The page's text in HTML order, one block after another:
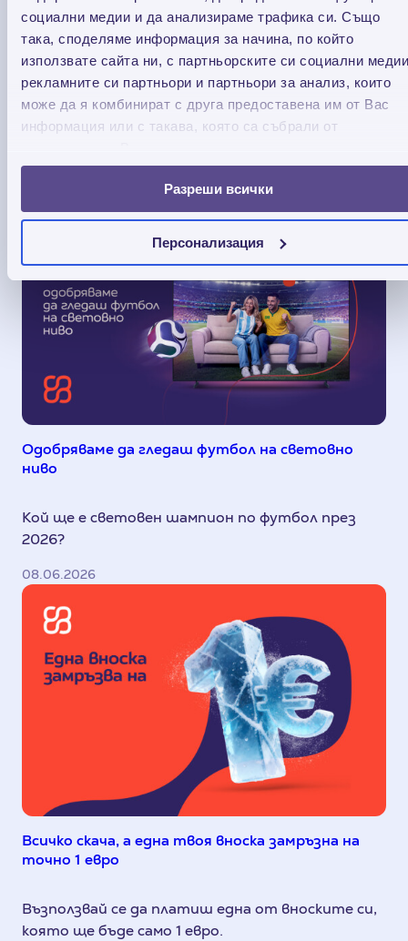
социални медии и да анализираме трафика си. Също
така, споделяме информация за начина, по който
използвате сайта ни, с партньорските си социални
рекламните си партньори и партньори за анализ, които
може да я комбинират с друга предоставена им от Вас
информация или с такава, която са събрали от
Разреши всички
Персонализация
Отстъпка до 35% за кредит Credissimo Плюс -
само в приложението
Вземи отстъпка до 35% за кредит Credissimo
Одобряваме да гледаш футбол на световно
ниво
Кой ще е световен шампион по футбол през
2026?
08.06.2026
Всичко скача, а една твоя вноска замръзна на
точно 1 евро
Възползвай се да платиш една от вноските си,
която ще бъде само 1 евро.